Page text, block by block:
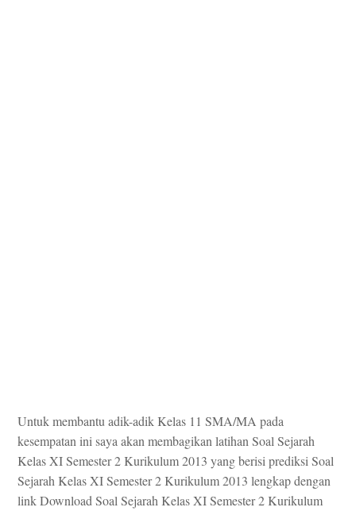
Untuk membantu adik-adik Kelas 11 SMA/MA pada
kesempatan ini saya akan membagikan latihan Soal Sejarah
Kelas XI Semester 2 Kurikulum 2013 yang berisi prediksi Soal
Sejarah Kelas XI Semester 2 Kurikulum 2013 lengkap dengan
link Download Soal Sejarah Kelas XI Semester 2 Kurikulum